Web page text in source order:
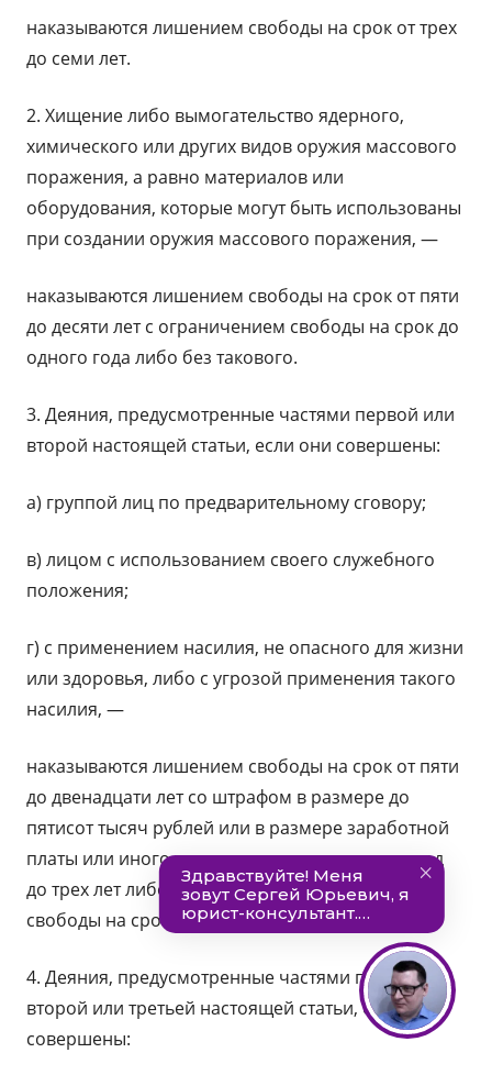
наказываются лишением свободы на срок от трех
до семи лет.
2. Хищение либо вымогательство ядерного,
химического или других видов оружия массового
поражения, а равно материалов или
оборудования, которые могут быть использованы
при создании оружия массового поражения, —
наказываются лишением свободы на срок от пяти
до десяти лет с ограничением свободы на срок до
одного года либо без такового.
3. Деяния, предусмотренные частями первой или
второй настоящей статьи, если они совершены:
а) группой лиц по предварительному сговору;
в) лицом с использованием своего служебного
положения;
г) с применением насилия, не опасного для жизни
или здоровья, либо с угрозой применения такого
насилия, —
наказываются лишением свободы на срок от пяти
до двенадцати лет со штрафом в размере до
пятисот тысяч рублей или в размере заработной
платы или иного дохода осужденного за период
до трех лет либо без такового и с ограничением
свободы на срок до двух лет либо без такового.
4. Деяния, предусмотренные частями первой,
второй или третьей настоящей статьи, если они
совершены: